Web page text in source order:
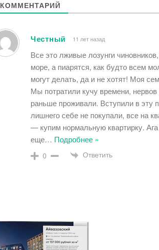
КОММЕНТАРИЙ
Честный 11 лет назад
Все это лживые лозунги
море, а пиарятся, как будто всем
могут делать, да и не хотят! Моя
Мы потратили кучу времени, нервов
раньше проживали. Вступили в эту
лишнего себе не покупали, все на
— купим нормальную квартирку.
еще… Подробнее »
0 Ответить